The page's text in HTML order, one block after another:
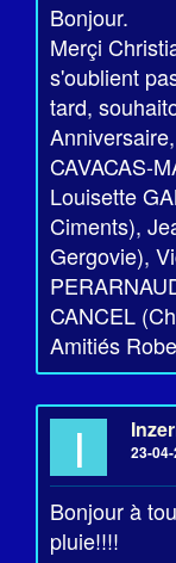
Bonjour.
Merçi
s'oublient
tard,
CAVACAS-
Louisette
Ciments),
Gergovie),
CANCEL
Amitiés
I 23-
Bonjour à
pluie!!!!